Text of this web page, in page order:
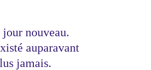
nouveau.
auparavant
jamais.